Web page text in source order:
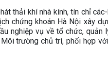
thải khí nhà kính, tín chỉ
chứng khoán Hà Nội xây
nghiệp vụ về tổ chức, quản
trường chủ trì, phối hợp